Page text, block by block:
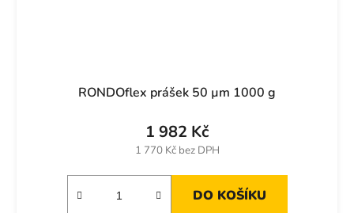
RONDOflex prášek 50 µm 1000 g
1 770 Kč bez DPH
1 982 Kč
DO KOŠÍKU